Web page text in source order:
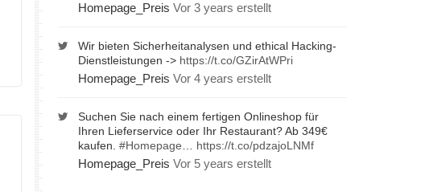
Homepage_Preis Vor 3 years erstellt
Wir bieten Sicherheitanalysen und ethical Hacking-
Dienstleistungen -> https://t.co/GZirAtWPri
Homepage_Preis Vor 4 years erstellt
Suchen Sie nach einem fertigen Onlineshop für
Ihren Lieferservice oder Ihr Restaurant? Ab 349€
kaufen. #Homepage https://t.co/pdzajoLNMf
Homepage_Preis Vor 5 years erstellt